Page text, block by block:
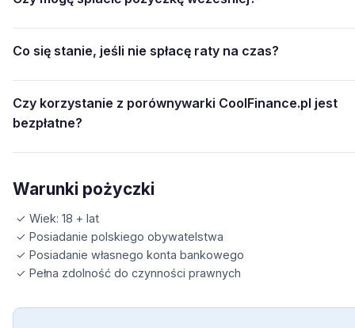
Co się stanie, jeśli nie spłacę raty na czas?
Czy korzystanie z porównywarki CoolFinance.pl jest
bezpłatne?
Warunki pożyczki
✓ Wiek: 18 + lat
✓ Posiadanie polskiego obywatelstwa
✓ Posiadanie własnego konta bankowego
✓ Pełna zdolność do czynności prawnych